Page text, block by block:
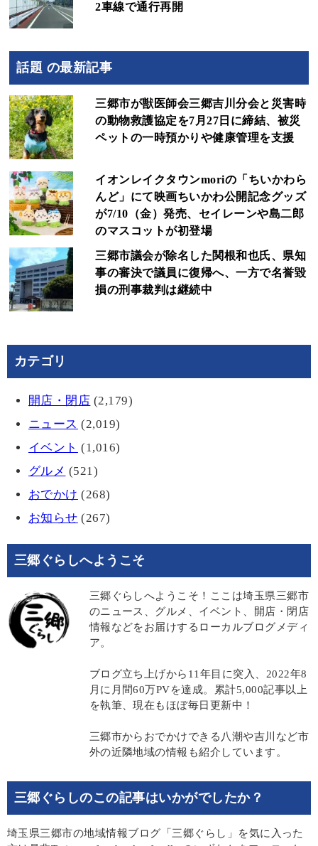
2車線で通行再開
話題 の最新記事
三郷市が獣医師会三郷吉川分会と災害時
の動物救護協定を7月27日に締結、被災
ペットの一時預かりや健康管理を支援
イオンレイクタウンmoriの「ちいかわら
んど」にて映画ちいかわ公開記念グッズ
が7/10（金）発売、セイレーンや島二郎
のマスコットが初登場
三郷市議会が除名した関根和也氏、県知
事の審決で議員に復帰へ、一方で名誉毀
損の刑事裁判は継続中
カテゴリ
開店・閉店 (2,179)
ニュース (2,019)
イベント (1,016)
グルメ (521)
おでかけ (268)
お知らせ (267)
三郷ぐらしへようこそ
三郷ぐらしへようこそ！ここは埼玉県三郷市
のニュース、グルメ、イベント、開店・閉店
情報などをお届けするローカルブログメディ
ア。
ブログ立ち上げから11年目に突入、2022年8
月に月間60万PVを達成。累計5,000記事以上
を執筆、現在もほぼ毎日更新中！
三郷市からおでかけできる八潮や吉川など市
外の近隣地域の情報も紹介しています。
三郷ぐらしのこの記事はいかがでしたか？
埼玉県三郷市の地域情報ブログ「三郷ぐらし」を気に入った